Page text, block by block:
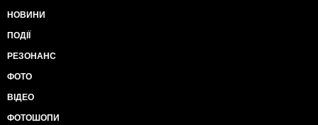
НОВИНИ
ПОДІЇ
РЕЗОНАНС
ФОТО
ВІДЕО
ФОТОШОПИ